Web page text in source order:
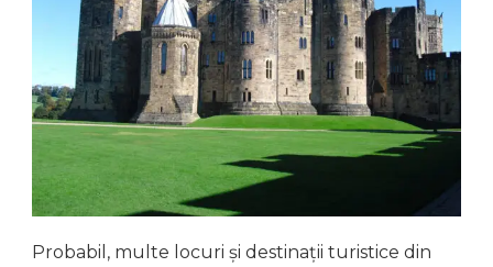
Probabil, multe locuri și destinații turistice din